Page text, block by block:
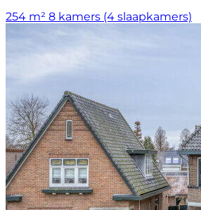
254 m² 8 kamers (4 slaapkamers)